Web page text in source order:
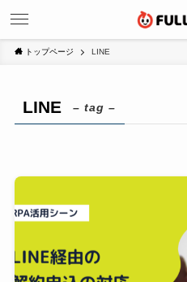
トップページ LINE
LINE – tag –